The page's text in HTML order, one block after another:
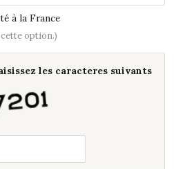
à la France
option.)
les caracteres suivants